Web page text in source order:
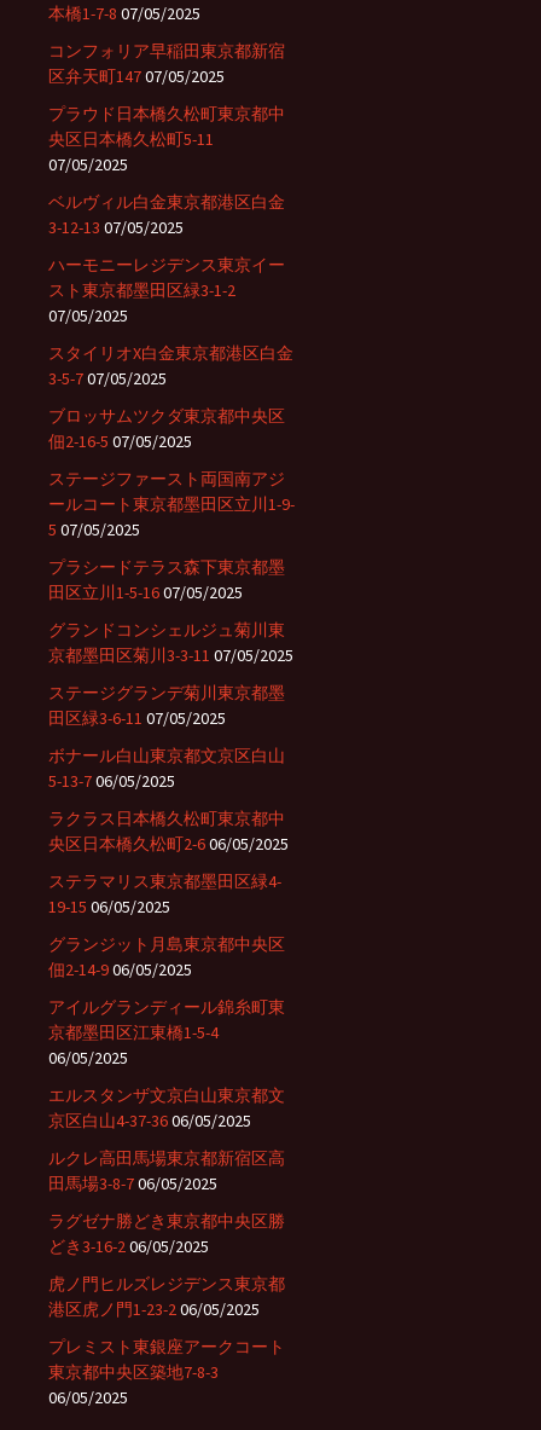
本橋1-7-8 07/05/2025
コンフォリア早稲田東京都新宿
区弁天町14707/05/2025
プラウド日本橋久松町東京都中
央区日本橋久松町5-11
07/05/2025
ベルヴィル白金東京都港区白金
3-12-13 07/05/2025
ハーモニーレジデンス東京イー
スト東京都墨田区緑3-1-2
07/05/2025
スタイリオX白金東京都港区白金
3-5-707/05/2025
ブロッサムツクダ東京都中央区
佃2-16-5 07/05/2025
ステージファースト両国南アジ
ールコート東京都墨田区立川1-9-
5 07/05/2025
プラシードテラス森下東京都墨
田区立川1-5-1607/05/2025
グランドコンシェルジュ菊川東
京都墨田区菊川3-3-11 07/05/2025
ステージグランデ菊川東京都墨
田区緑3-6-11 07/05/2025
ボナール白山東京都文京区白山
5-13-706/05/2025
ラクラス日本橋久松町東京都中
央区日本橋久松町2-606/05/2025
ステラマリス東京都墨田区緑4-
19-15 06/05/2025
グランジット月島東京都中央区
佃2-14-906/05/2025
アイルグランディール錦糸町東
京都墨田区江東橋1-5-4
06/05/2025
エルスタンザ文京白山東京都文
京区白山4-37-3606/05/2025
ルクレ高田馬場東京都新宿区高
田馬場3-8-706/05/2025
ラグゼナ勝どき東京都中央区勝
どき3-16-206/05/2025
虎ノ門ヒルズレジデンス東京都
港区虎ノ門1-23-206/05/2025
プレミスト東銀座アークコート
東京都中央区築地7-8-3
06/05/2025